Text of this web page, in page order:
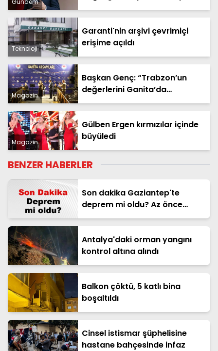
Gündem
Gaz Sahamızdan sağlanacak
Teknoloji
Garanti'nin arşivi çevrimiçi
erişime açıldı
Magazin
Başkan Genç: “Trabzon’un
değerlerini Ganita’da
yaşatıyoruz”
Magazin
Gülben Ergen kırmızılar içinde
büyüledi
BENZER HABERLER
Son dakika Gaziantep'te
deprem mi oldu? Az önce
deprem Gaziantep'te nerede
Kandilli ve AFAD son depremler
listesi 09 Ağustos 2026
Antalya'daki orman yangını
kontrol altına alındı
Balkon çöktü, 5 katlı bina
boşaltıldı
Cinsel istismar şüphelisine
hastane bahçesinde infaz